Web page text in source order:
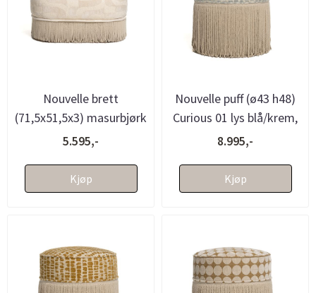
Nouvelle brett
(71,5x51,5x3) masurbjørk
- bestillingsvare
5.595,-
Kjøp
Nouvelle puff (ø43 h48)
Curious 01 lys blå/krem,
med frynser - bestill...
8.995,-
Kjøp